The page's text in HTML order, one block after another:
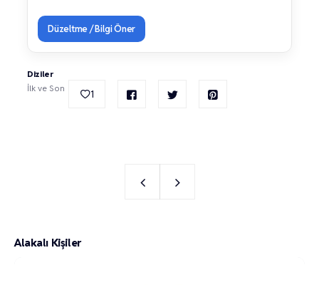
Düzeltme / Bilgi Öner
Diziler
İlk ve Son
1
Alakalı Kişiler